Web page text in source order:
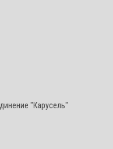
"Карусель"